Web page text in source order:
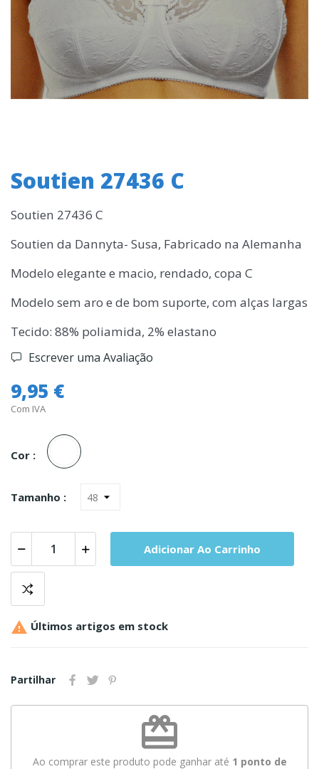
Soutien 27436 C
Soutien 27436 C
Soutien da Dannyta- Susa, Fabricado na Alemanha
Modelo elegante e macio, rendado, copa C
Modelo sem aro e de bom suporte, com alças largas
Tecido: 88% poliamida, 2% elastano
Escrever uma Avaliação
9,95 €
Com IVA
Cor :
Branco
Tamanho :
Adicionar Ao Carrinho
 Últimos artigos em stock
Partilhar
redeem
Ao comprar este produto pode ganhar até 1 ponto de